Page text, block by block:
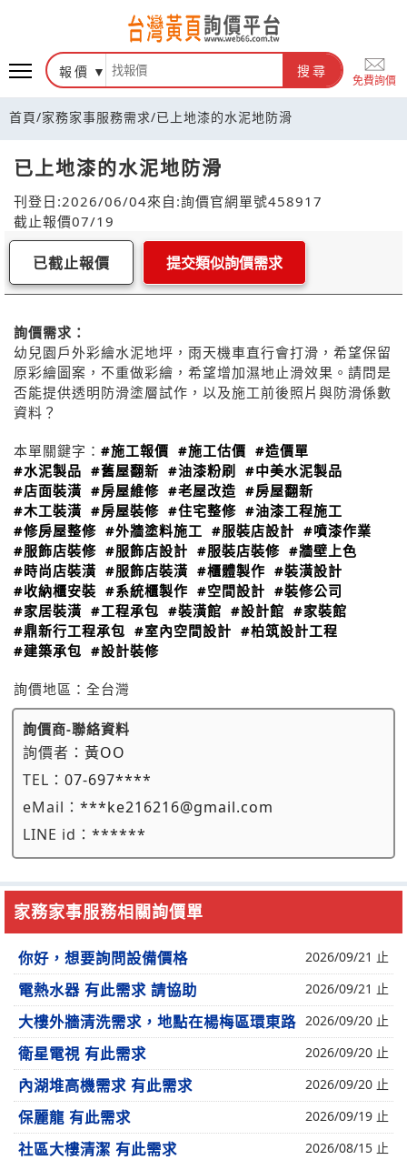
報價 搜尋
免費詢價
首頁/家務家事服務需求/已上地漆的水泥地防滑
已上地漆的水泥地防滑
刊登日:2026/06/04來自:詢價官網單號458917
截止報價07/19
已截止報價 提交類似詢價需求
詢價需求：
幼兒園戶外彩繪水泥地坪，雨天機車直行會打滑，希望保留
原彩繪圖案，不重做彩繪，希望增加濕地止滑效果。請問是
否能提供透明防滑塗層試作，以及施工前後照片與防滑係數
資料？
本單關鍵字： #施工報價 #施工估價 #造價單
#水泥製品 #舊屋翻新 #油漆粉刷
#中美水泥製品
#店面裝潢 #房屋維修 #老屋改造 #房屋翻新
#木工裝潢 #房屋裝修 #住宅整修 #油漆工程施工
#修房屋整修 #外牆塗料施工 #服裝店設計 #噴漆作業
#服飾店裝修 #服飾店設計 #服裝店裝修 #牆壁上色
#時尚店裝潢 #服飾店裝潢 #櫃體製作 #裝潢設計
#收納櫃安裝 #系統櫃製作 #空間設計 #裝修公司
#家居裝潢 #工程承包 #裝潢館 #設計館 #家裝館
#鼎新行工程承包 #室內空間設計 #柏筑設計工程
#建築承包 #設計裝修
詢價地區： 全台灣
詢價商-聯絡資料
詢價者： 黃OO
TEL： 07-697****
eMail： ***ke216216@gmail.com
LINE id： ******
家務家事服務相關詢價單
你好，想要詢問設備價格 2026/09/21 止
電熱水器 有此需求 請協助 2026/09/21 止
大樓外牆清洗需求，地點在楊梅區環東路 2026/09/20 止
衛星電視 有此需求 2026/09/20 止
內湖堆高機需求 有此需求 2026/09/20 止
保麗龍 有此需求 2026/09/19 止
社區大樓清潔 有此需求 2026/08/15 止